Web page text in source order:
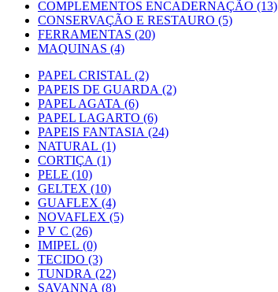
COMPLEMENTOS ENCADERNAÇÃO (13)
CONSERVAÇÃO E RESTAURO (5)
FERRAMENTAS (20)
MAQUINAS (4)
PAPEL CRISTAL (2)
PAPEIS DE GUARDA (2)
PAPEL AGATA (6)
PAPEL LAGARTO (6)
PAPEIS FANTASIA (24)
NATURAL (1)
CORTIÇA (1)
PELE (10)
GELTEX (10)
GUAFLEX (4)
NOVAFLEX (5)
P V C (26)
IMIPEL (0)
TECIDO (3)
TUNDRA (22)
SAVANNA (8)